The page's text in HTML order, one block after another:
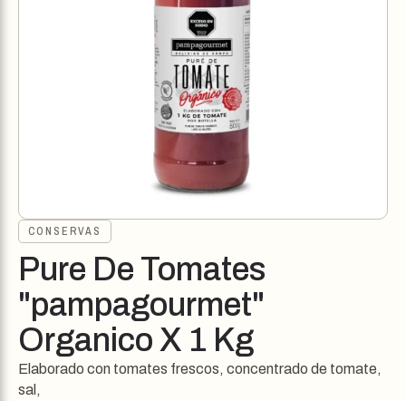
CONSERVAS
Pure De Tomates
"pampagourmet"
Organico X 1 Kg
Elaborado con tomates frescos, concentrado de tomate,
sal,